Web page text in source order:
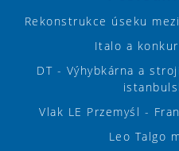
Rekonstrukce úseku
Italo a
DT - Výhybkárna a
Vlak LE Przemyśl -
Leo Talgo